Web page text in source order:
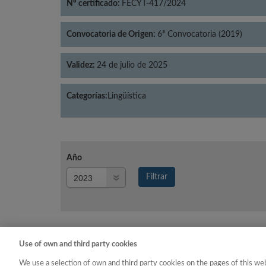
Nº certificado: FECYT-417/2024
Convocatoria de Origen: 6ª Convocatoria (2019)
Validez: 24 de julio de 2025
Categorías: Lingüística
Año
Filtrar
Año
Use of own and third party cookies
We use a selection of own and third party cookies on the pages of this